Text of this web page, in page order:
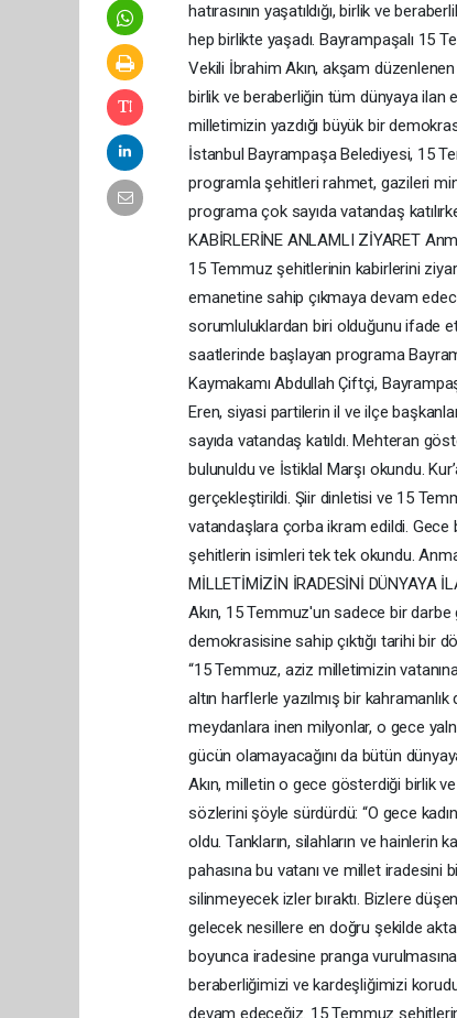
hatırasının yaşatıldığı, birlik ve
hep birlikte yaşadı. Bayrampaşalı 15
Vekili İbrahim Akın, akşam
birlik ve beraberliğin tüm dünyaya ilan
milletimizin yazdığı büyük bir
İstanbul Bayrampaşa Belediyesi, 15
programla şehitleri rahmet, gazileri
programa çok sayıda vatandaş
KABİRLERİNE ANLAMLI ZİYARET
15 Temmuz şehitlerinin kabirlerini
emanetine sahip çıkmaya devam
sorumluluklardan biri olduğunu ifade
saatlerinde başlayan programa
Kaymakamı Abdullah Çiftçi,
Eren, siyasi partilerin il ve ilçe
sayıda vatandaş katıldı. Mehteran
bulunuldu ve İstiklal Marşı okundu.
gerçekleştirildi. Şiir dinletisi ve 15
vatandaşlara çorba ikram edildi.
şehitlerin isimleri tek tek okundu.
MİLLETİMİZİN İRADESİNİ DÜNYAYA
Akın, 15 Temmuz'un sadece bir darbe
demokrasisine sahip çıktığı tarihi bir
“15 Temmuz, aziz milletimizin
altın harflerle yazılmış bir kahramanlık
meydanlara inen milyonlar, o gece
gücün olamayacağını da bütün
Akın, milletin o gece gösterdiği birlik
sözlerini şöyle sürdürdü: “O gece
oldu. Tankların, silahların ve hainlerin
pahasına bu vatanı ve millet
silinmeyecek izler bıraktı. Bizlere
gelecek nesillere en doğru şekilde
boyunca iradesine pranga
beraberliğimizi ve kardeşliğimizi